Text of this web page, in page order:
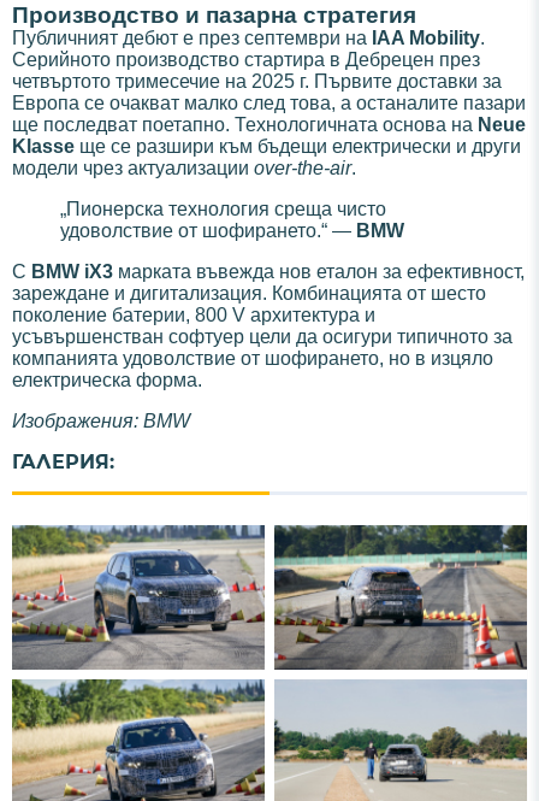
Производство и пазарна стратегия
Публичният дебют е през септември на IAA Mobility.
Серийното производство стартира в Дебрецен през
четвъртото тримесечие на 2025 г. Първите доставки за
Европа се очакват малко след това, а останалите пазари
ще последват поетапно. Технологичната основа на Neue
Klasse ще се разшири към бъдещи електрически и други
модели чрез актуализации over-the-air.
„Пионерска технология среща чисто
удоволствие от шофирането.“ — BMW
С BMW iX3 марката въвежда нов еталон за ефективност,
зареждане и дигитализация. Комбинацията от шесто
поколение батерии, 800 V архитектура и
усъвършенстван софтуер цели да осигури типичното за
компанията удоволствие от шофирането, но в изцяло
електрическа форма.
Изображения: BMW
ГАЛЕРИЯ: